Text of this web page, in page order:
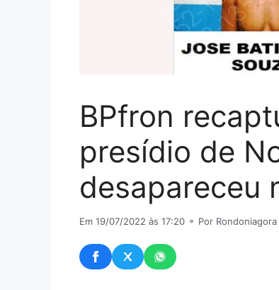
BPfron
presídio de
desapareceu
Em 19/07/2022 às 17:20 ⚬ Por Rondoniagora